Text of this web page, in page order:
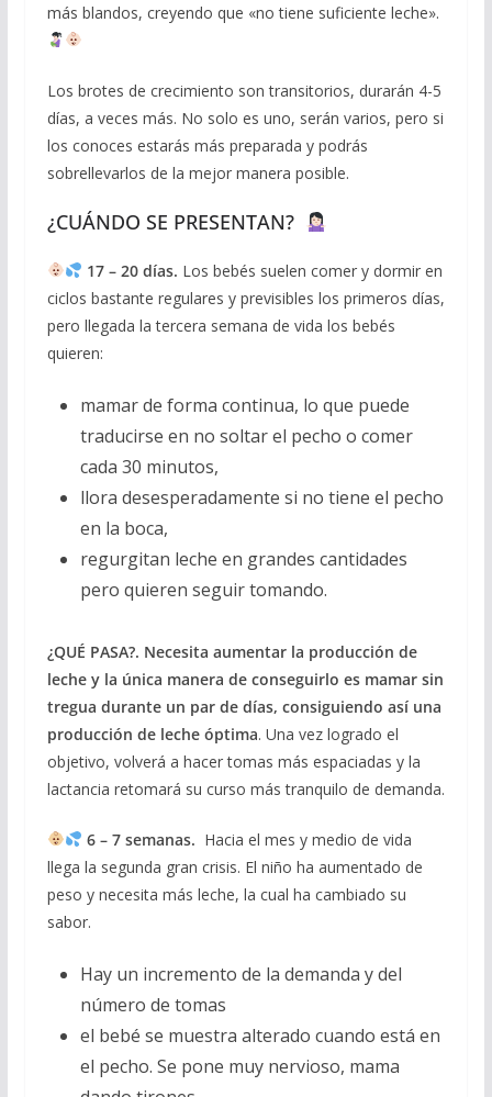
más blandos, creyendo que «no tiene suficiente leche».
Los brotes de crecimiento son transitorios, durarán 4-5
días, a veces más. No solo es uno, serán varios, pero si
los conoces estarás más preparada y podrás
sobrellevarlos de la mejor manera posible.
¿CUÁNDO SE PRESENTAN?
17 – 20 días. Los bebés suelen comer y dormir en
ciclos bastante regulares y previsibles los primeros días,
pero llegada la tercera semana de vida los bebés
quieren:
mamar de forma continua, lo que puede
traducirse en no soltar el pecho o comer
cada 30 minutos,
llora desesperadamente si no tiene el pecho
en la boca,
regurgitan leche en grandes cantidades
pero quieren seguir tomando.
¿QUÉ PASA?. Necesita aumentar la producción de
leche y la única manera de conseguirlo es mamar sin
tregua durante un par de días, consiguiendo así una
producción de leche óptima. Una vez logrado el
objetivo, volverá a hacer tomas más espaciadas y la
lactancia retomará su curso más tranquilo de demanda.
6 – 7 semanas. Hacia el mes y medio de vida
llega la segunda gran crisis. El niño ha aumentado de
peso y necesita más leche, la cual ha cambiado su
sabor.
Hay un incremento de la demanda y del
número de tomas
el bebé se muestra alterado cuando está en
el pecho. Se pone muy nervioso, mama